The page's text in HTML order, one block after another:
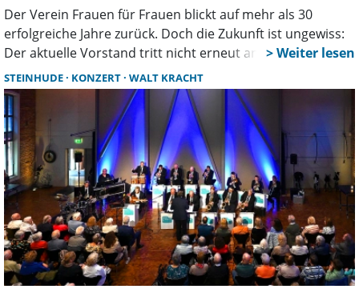
Der Verein Frauen für Frauen blickt auf mehr als 30
erfolgreiche Jahre zurück. Doch die Zukunft ist ungewiss:
Der aktuelle Vorstand tritt nicht erneut an. Für fast alle
Posten gibt es bereits Interessentinnen. Jetzt wird
dringend eine Kassenwartin gesucht, damit die
Vereinsarbeit weitergehen kann.
STEINHUDE KONZERT WALT KRACHT